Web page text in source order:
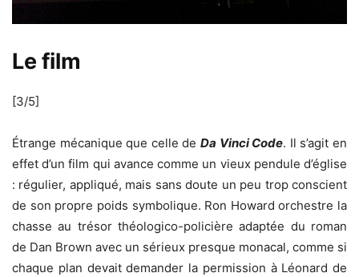
Le film
[3/5]
Étrange mécanique que celle de Da Vinci Code. Il s’agit en
effet d’un film qui avance comme un vieux pendule d’église
: régulier, appliqué, mais sans doute un peu trop conscient
de son propre poids symbolique. Ron Howard orchestre la
chasse au trésor théologico-policière adaptée du roman
de Dan Brown avec un sérieux presque monacal, comme si
chaque plan devait demander la permission à Léonard de